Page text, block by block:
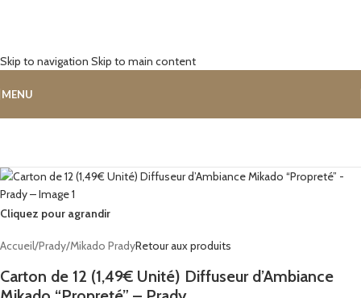
Skip to navigation Skip to main content
MENU
Cliquez pour agrandir
Accueil/Prady/Mikado PradyRetour aux produits
Carton de 12 (1,49€ Unité) Diffuseur d’Ambiance